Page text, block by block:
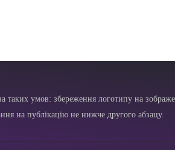
умов: збереження логотипу на
на публікацію не нижче другого абзацу.